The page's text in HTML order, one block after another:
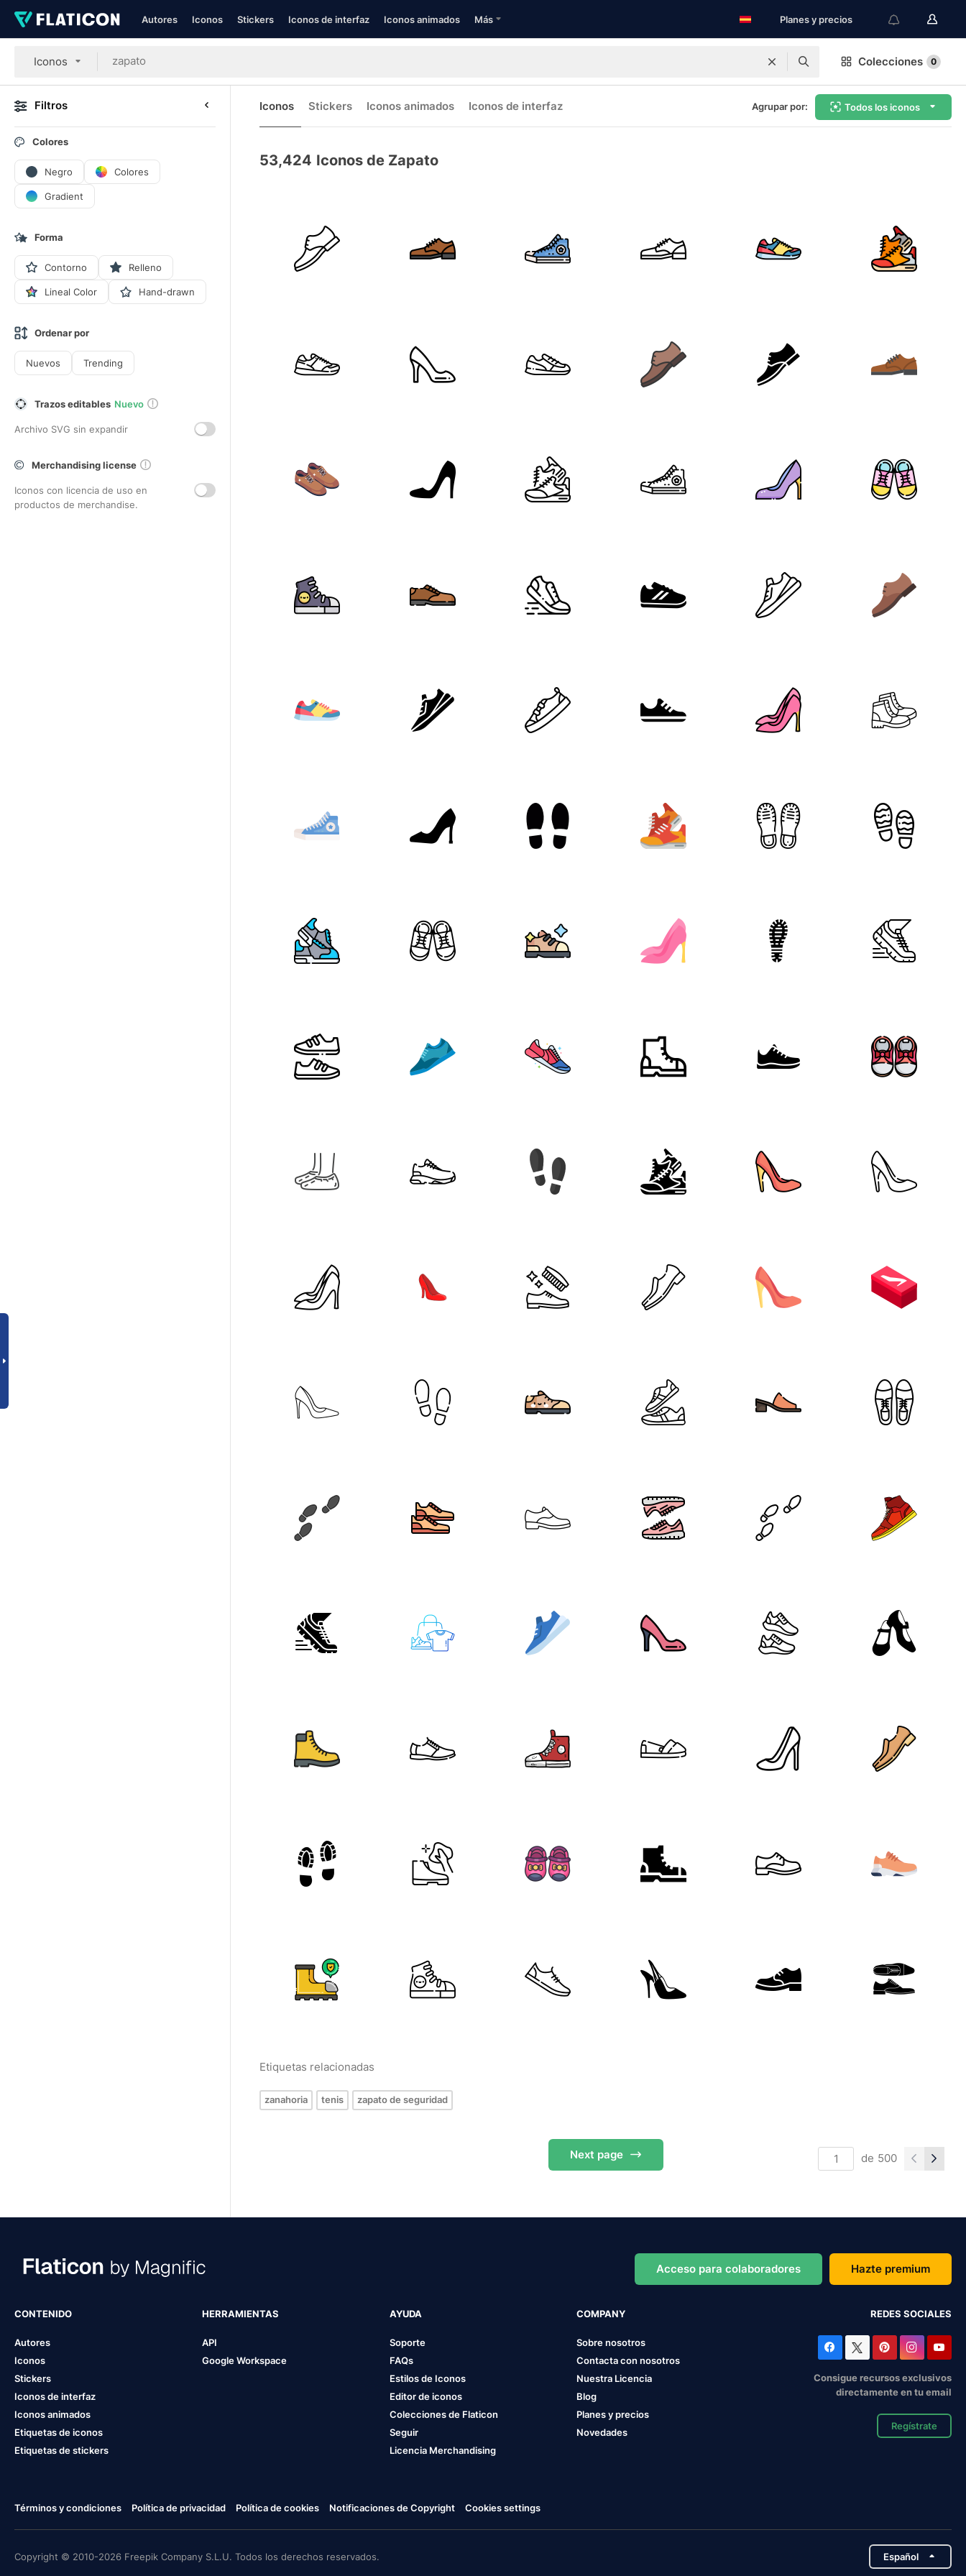
Autores Iconos Stickers Iconos de interfaz Iconos animados Más Planes y precios
Iconos Colecciones 0
Filtros
Colores
Negro Colores
Gradient
Forma
Contorno Relleno
Lineal Color Hand-drawn
Ordenar por
Nuevos Trending
Trazos editables Nuevo
Archivo SVG sin expandir
Merchandising license
Iconos con licencia de uso en
productos de merchandise.
Iconos Stickers Iconos animados Iconos de interfaz Agrupar por: Todos los iconos
53,424 Iconos de Zapato
Etiquetas relacionadas
zanahoria tenis zapato de seguridad
Next page de 500
Acceso para colaboradores Hazte premium
CONTENIDO
Autores
Iconos
Stickers
Iconos de interfaz
Iconos animados
Etiquetas de iconos
Etiquetas de stickers
HERRAMIENTAS
API
Google Workspace
AYUDA
Soporte
FAQs
Estilos de Iconos
Editor de iconos
Colecciones de Flaticon
Seguir
Licencia Merchandising
COMPANY
Sobre nosotros
Contacta con nosotros
Nuestra Licencia
Blog
Planes y precios
Novedades
REDES SOCIALES
Consigue recursos exclusivos
directamente en tu email
Regístrate
Términos y condiciones Política de privacidad Política de cookies Notificaciones de Copyright Cookies settings
Copyright © 2010-2026 Freepik Company S.L.U. Todos los derechos reservados. Español